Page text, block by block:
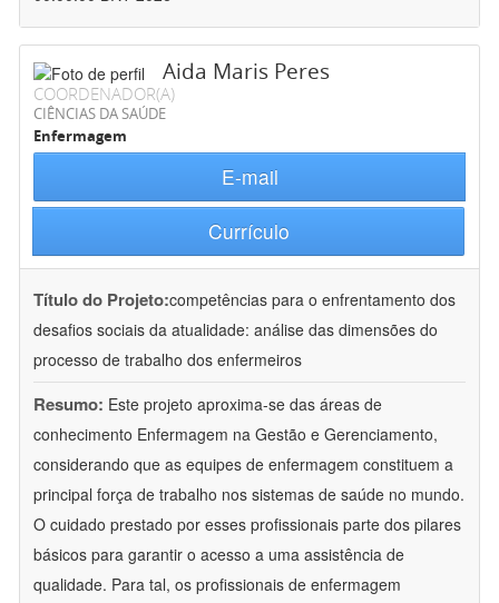
Aida Maris Peres
COORDENADOR(A)
CIÊNCIAS DA SAÚDE
Enfermagem
E-mail
Currículo
Título do Projeto:competências para o enfrentamento dos
desafios sociais da atualidade: análise das dimensões do
processo de trabalho dos enfermeiros
Resumo: Este projeto aproxima-se das áreas de
conhecimento Enfermagem na Gestão e Gerenciamento,
considerando que as equipes de enfermagem constituem a
principal força de trabalho nos sistemas de saúde no mundo.
O cuidado prestado por esses profissionais parte dos pilares
básicos para garantir o acesso a uma assistência de
qualidade. Para tal, os profissionais de enfermagem